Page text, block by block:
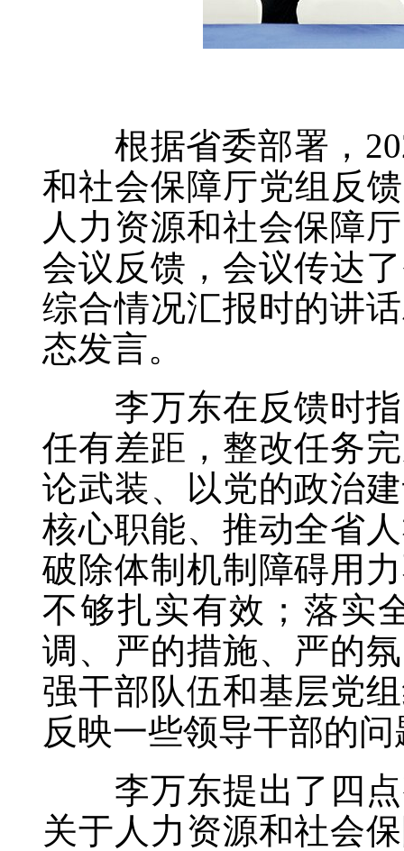
根据省委部署，
和社会保障厅党组反
人力资源和社会保障
会议反馈，会议传达
综合情况汇报时的讲
态发言。
李万东在反馈时指
任有差距，整改任务
论武装、以党的政治
核心职能、推动全省
破除体制机制障碍用
不够扎实有效；落实
调、严的措施、严的
强干部队伍和基层党
反映一些领导干部的
李万东提出了四点
关于人力资源和社会